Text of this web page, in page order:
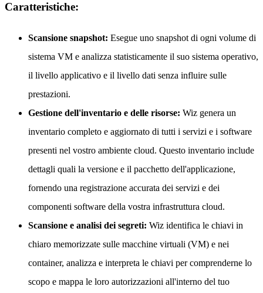
Caratteristiche:
Scansione snapshot: Esegue uno snapshot di ogni volume di
sistema VM e analizza statisticamente il suo sistema operativo,
il livello applicativo e il livello dati senza influire sulle
prestazioni.
Gestione dell'inventario e delle risorse: Wiz genera un
inventario completo e aggiornato di tutti i servizi e i software
presenti nel vostro ambiente cloud. Questo inventario include
dettagli quali la versione e il pacchetto dell'applicazione,
fornendo una registrazione accurata dei servizi e dei
componenti software della vostra infrastruttura cloud.
Scansione e analisi dei segreti: Wiz identifica le chiavi in
chiaro memorizzate sulle macchine virtuali (VM) e nei
container, analizza e interpreta le chiavi per comprenderne lo
scopo e mappa le loro autorizzazioni all'interno del tuo